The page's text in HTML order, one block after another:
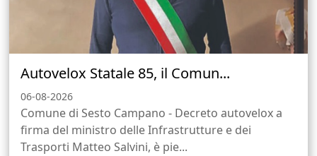
Autovelox Statale 85, il Comun...
06-08-2026
Comune di Sesto Campano - Decreto autovelox a
firma del ministro delle Infrastrutture e dei
Trasporti Matteo Salvini, è pie...